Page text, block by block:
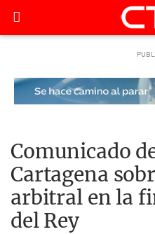
Comunicado
Cartagena
arbitral en la
del Rey